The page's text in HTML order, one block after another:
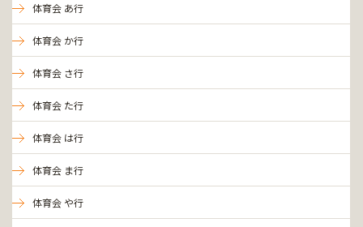
体育会 あ行
体育会 か行
体育会 さ行
体育会 た行
体育会 は行
体育会 ま行
体育会 や行